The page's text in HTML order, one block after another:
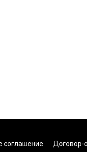
соглашение Договор-